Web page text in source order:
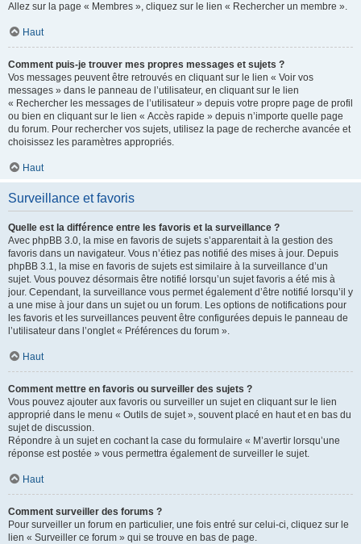
Allez sur la page « Membres », cliquez sur le lien « Rechercher un membre ».
Haut
Comment puis-je trouver mes propres messages et sujets ?
Vos messages peuvent être retrouvés en cliquant sur le lien « Voir vos
messages » dans le panneau de l’utilisateur, en cliquant sur le lien
« Rechercher les messages de l’utilisateur » depuis votre propre page de profil
ou bien en cliquant sur le lien « Accès rapide » depuis n’importe quelle page
du forum. Pour rechercher vos sujets, utilisez la page de recherche avancée et
choisissez les paramètres appropriés.
Haut
Surveillance et favoris
Quelle est la différence entre les favoris et la surveillance ?
Avec phpBB 3.0, la mise en favoris de sujets s’apparentait à la gestion des
favoris dans un navigateur. Vous n’étiez pas notifié des mises à jour. Depuis
phpBB 3.1, la mise en favoris de sujets est similaire à la surveillance d’un
sujet. Vous pouvez désormais être notifié lorsqu’un sujet favoris a été mis à
jour. Cependant, la surveillance vous permet également d’être notifié lorsqu’il y
a une mise à jour dans un sujet ou un forum. Les options de notifications pour
les favoris et les surveillances peuvent être configurées depuis le panneau de
l’utilisateur dans l’onglet « Préférences du forum ».
Haut
Comment mettre en favoris ou surveiller des sujets ?
Vous pouvez ajouter aux favoris ou surveiller un sujet en cliquant sur le lien
approprié dans le menu « Outils de sujet », souvent placé en haut et en bas du
sujet de discussion.
Répondre à un sujet en cochant la case du formulaire « M’avertir lorsqu’une
réponse est postée » vous permettra également de surveiller le sujet.
Haut
Comment surveiller des forums ?
Pour surveiller un forum en particulier, une fois entré sur celui-ci, cliquez sur le
lien « Surveiller ce forum » qui se trouve en bas de page.